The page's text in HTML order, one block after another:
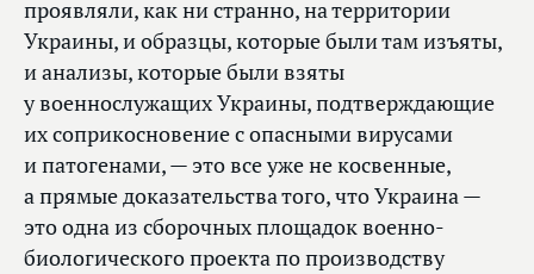
проявляли, как ни странно, на территории
Украины, и образцы, которые были там изъяты,
и анализы, которые были взяты
у военнослужащих Украины, подтверждающие
их соприкосновение с опасными вирусами
и патогенами, — это все уже не косвенные,
а прямые доказательства того, что Украина —
это одна из сборочных площадок военно-
биологического проекта по производству